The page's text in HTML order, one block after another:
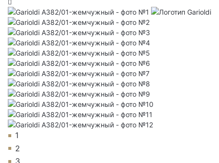
1
2